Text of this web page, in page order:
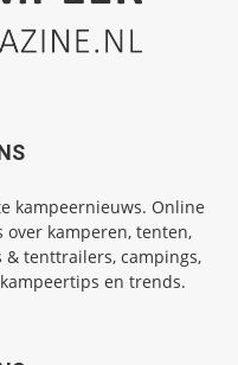
kampeernieuws. Online
kamperen, tenten,
& tenttrailers, campings,
en trends.